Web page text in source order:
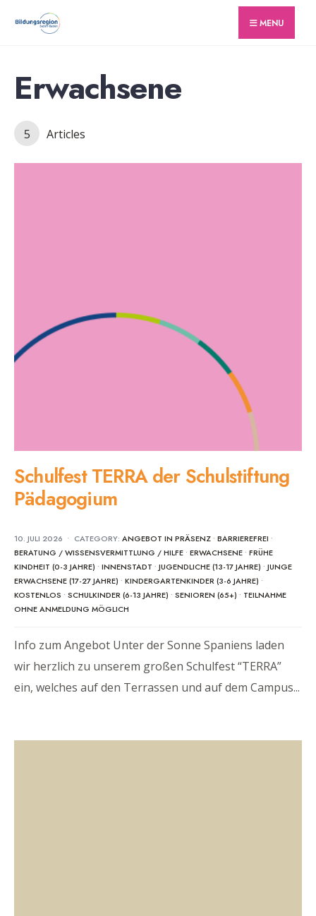
MENU
Erwachsene
5 Articles
Schulfest TERRA der Schulstiftung
Pädagogium
10. JULI 2026 • CATEGORY: ANGEBOT IN PRÄSENZ • BARRIEREFREI •
BERATUNG / WISSENSVERMITTLUNG / HILFE • ERWACHSENE • FRÜHE
KINDHEIT (0-3 JAHRE) • INNENSTADT •JUGENDLICHE (13-17 JAHRE) •JUNGE
ERWACHSENE (17-27 JAHRE) • KINDERGARTENKINDER (3-6 JAHRE) •
KOSTENLOS • SCHULKINDER (6-13 JAHRE) • SENIOREN (65+) • TEILNAHME
OHNE ANMELDUNG MÖGLICH
Info zum Angebot Unter der Sonne Spaniens laden
wir herzlich zu unserem großen Schulfest “TERRA”
ein, welches auf den Terrassen und auf dem Campus...